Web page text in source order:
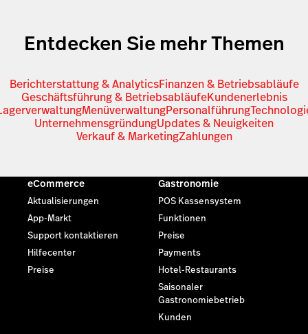
Entdecken Sie mehr Themen
Berichterstattung & AnalyticsFinanzen & Betriebsabläufe
Geschäftsführung & BetriebsabläufeKundenerlebnis
MenüverwaltungPersonalführung
UnternehmensgründungUpdates & Neuigkeiten
Verkauf & MarketingZahlungen
eCommerce
Aktualisierungen
App-Markt
Support kontaktieren
Hilfecenter
Preise
Gastronomie
POS Kassensystem
Funktionen
Preise
Payments
Hotel-Restaurants
Saisonaler
Gastronomiebetrieb
Kunden